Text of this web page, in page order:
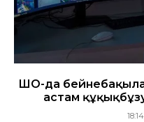
ШҚО-да
астам